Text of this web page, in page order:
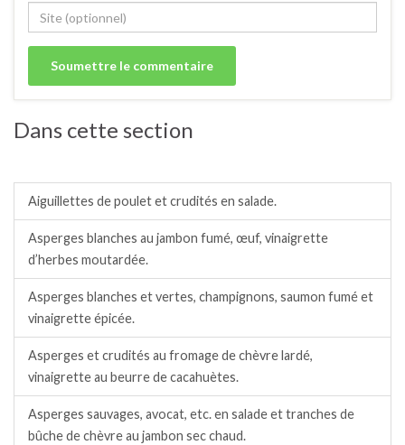
Dans cette section
Aiguillettes de poulet et crudités en salade.
Asperges blanches au jambon fumé, œuf, vinaigrette
d’herbes moutardée.
Asperges blanches et vertes, champignons, saumon fumé et
vinaigrette épicée.
Asperges et crudités au fromage de chèvre lardé,
vinaigrette au beurre de cacahuètes.
Asperges sauvages, avocat, etc. en salade et tranches de
bûche de chèvre au jambon sec chaud.